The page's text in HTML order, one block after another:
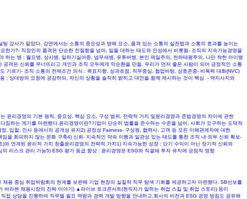
강사가 맡았다. 강연에서는 소통의 중요성과 방해 요소, 품격 있는 소통의 실천법과 소통의 효과를 높이는
가?-​ 직장인의 품격은 단순한 친절함을 넘어, 일을 대하는 태도와 인성에서 비롯됨- 조직의 지속가능경영을
하는 병 : 월요병, 상사병, 일하기싫어증, 넵무새병, 유튜버병, 본인 제일주의, 천하태평주의, 나만 착한 아이병
격은 신뢰를 무너뜨리고 개인과 조직 모두에게 악순환을 만듦. 우리가 먼저 좋은 사람이 되어 긍정적인 소통
르기- 조직 소통의 전제조건 의식 : 목표지향, 성과초점, 직무중심, 협업바탕, 상호존중- 비폭력 대화(NVC)
상대방의 요청에 공감하되, 자신의 상황을 솔직히 밝히고 대안을 함께 제시하는 것이 핵심 - 역지사지와
윤리경영의 기본 원칙, 중요성, 핵심 요소, 구성 범위, 전략적 가치 및윤리경영과 준법경영의 차이에 관한
하는 계기를 마련했다.윤리경영이란?​기업이 단순히 법률을 준수하는 수준을 넘어, 사회가 요구하는 도덕적
, 입찰, 인사 등에서의 공개성 유지2) 공정성 Fairness- 구성원, 협력사, 고객 등 모든 이해관계자에 대한
회피하지 않는 문화 구축4) 신뢰- 지속적인 약속 이행과 일관성 있는 태도를 통한 조직 내·외부 신뢰 확보-
연계된 윤리적 가치 창출윤리경영의 전략적 가치1) 지속가능한 성장 : 단기 수익이 아닌 장기적 신뢰와
리스크 관리 가능5) ESG 평가 등급 향상 : 윤리경영은 ESG와 직결돼 투자 유치에 긍정적 영향
용 중심 취업박람회의 한계를 보완해 기업 현장의 실질적 직무 탐색 기회를 제공하고자 마련됐다. SB선보를
라본 채용시장의 진짜 이야기) ▲라이브 토크콘서트(현직자가 말하는 취업 스킬 및 취업 스토리) 등이
접 상담을 진행하며 직무별 필요 역량과 경력 개발 방향을 안내하고,회사의 비전과 ESG 경영 방침도 공유해